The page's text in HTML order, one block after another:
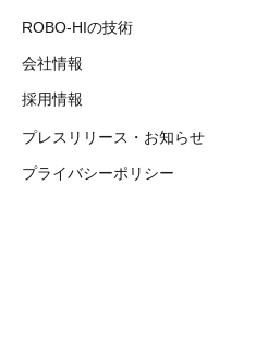
ROBO-HIの技術
会社情報
採用情報
プレスリリース・お知らせ
プライバシーポリシー